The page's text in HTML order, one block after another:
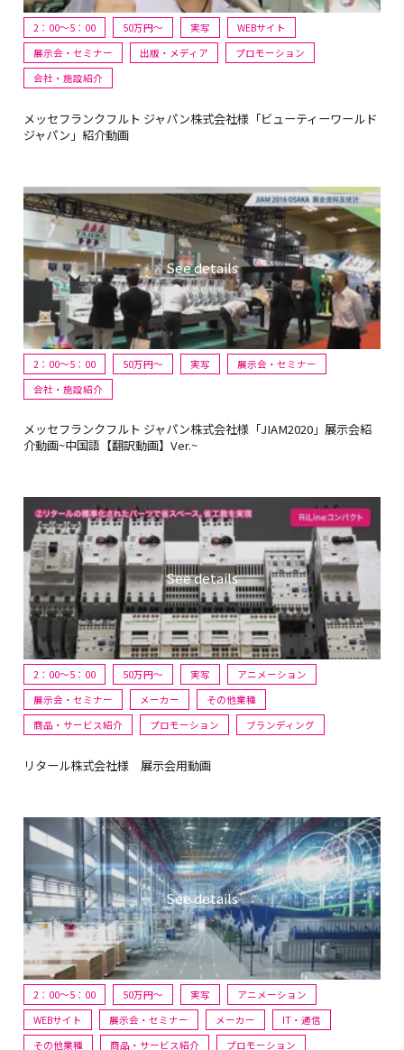
2：00～5：00 50万円〜 実写
WEBサイト
展示会・セミナー
出版・メディア
プロモーション
会社・施設紹介
メッセフランクフルト ジャパン株式会社様「ビューティーワールド
ジャパン」紹介動画
2：00～5：00 50万円〜 実写
展示会・セミナー
会社・施設紹介
メッセフランクフルト ジャパン株式会社様「JIAM2020」展示会紹
介動画~中国語【翻訳動画】Ver.~
2：00～5：00 50万円〜 実写
アニメーション
展示会・セミナー
メーカー
その他業種
商品・サービス紹介
プロモーション ブランディング
リタール株式会社様 展示会用動画
2：00～5：00 50万円〜 実写
アニメーション
WEBサイト
展示会・セミナー メーカー
IT・通信
その他業種
商品・サービス紹介 プロモーション